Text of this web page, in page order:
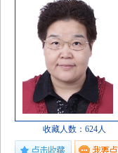
收藏人数：624人